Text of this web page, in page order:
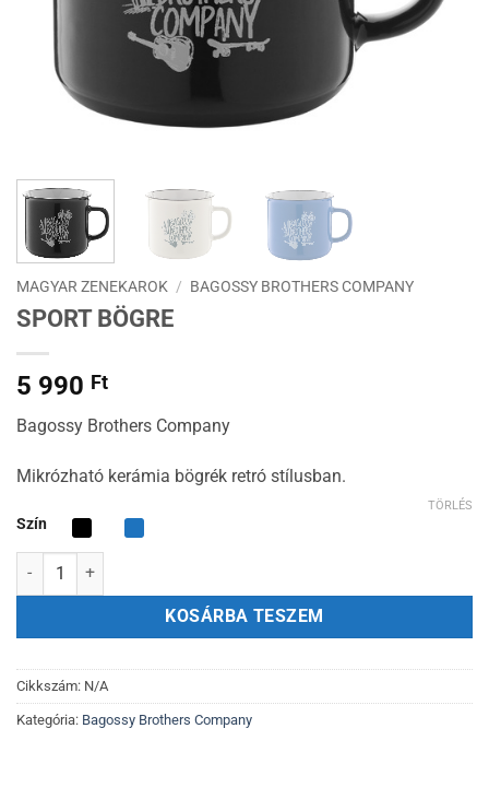
MAGYAR ZENEKAROK / BAGOSSY BROTHERS COMPANY
SPORT BÖGRE
5 990 Ft
Bagossy Brothers Company
Mikrózható kerámia bögrék retró stílusban.
Szín
TÖRLÉS
Sport bögre mennyiség
KOSÁRBA TESZEM
Cikkszám: N/A
Kategória: Bagossy Brothers Company